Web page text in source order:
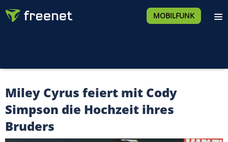
MOBILFUNK
Miley Cyrus feiert mit Cody
Simpson die Hochzeit ihres
Bruders